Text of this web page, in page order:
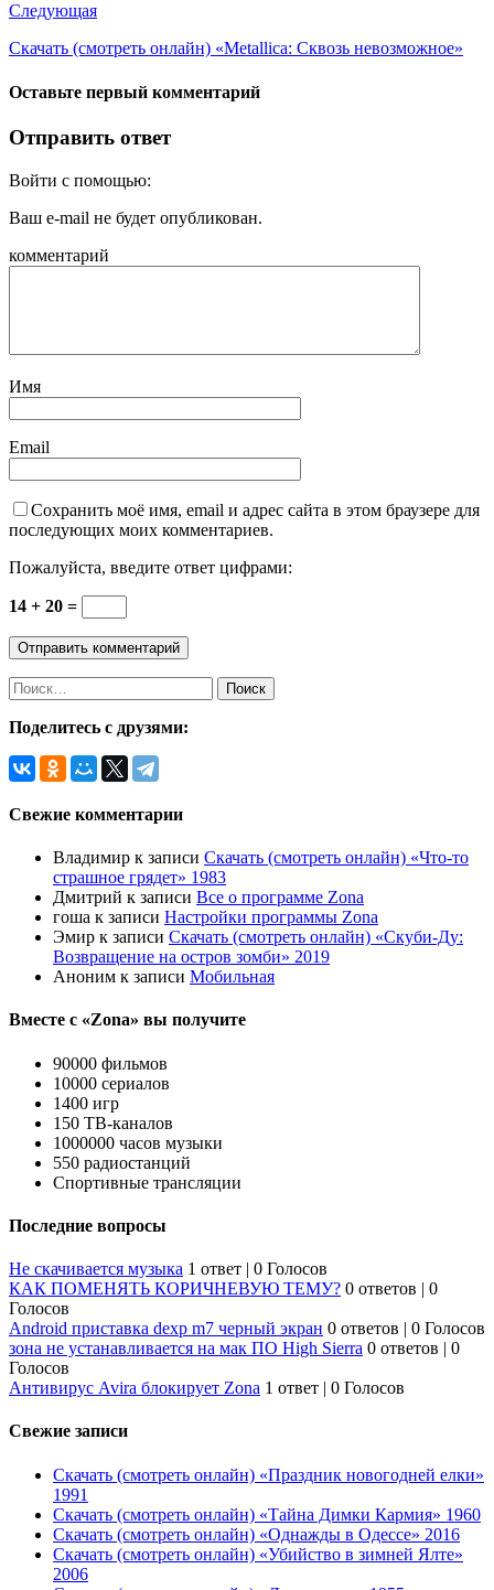
Следующая
Скачать (смотреть онлайн) «Metallica: Сквозь невозможное»
Оставьте первый комментарий
Отправить ответ
Войти с помощью:
Ваш e-mail не будет опубликован.
комментарий
Имя
Email
Сохранить моё имя, email и адрес сайта в этом браузере для
последующих моих комментариев.
Пожалуйста, введите ответ цифрами:
14 + 20 =
Найти:
Поделитесь с друзями:
Свежие комментарии
Владимир к записи Скачать (смотреть онлайн) «Что-то
страшное грядет» 1983
Дмитрий к записи Все о программе Zona
гоша к записи Настройки программы Zona
Эмир к записи Скачать (смотреть онлайн) «Скуби-Ду:
Возвращение на остров зомби» 2019
Аноним к записи Мобильная
Вместе с «Zona» вы получите
90000 фильмов
10000 сериалов
1400 игр
150 ТВ-каналов
1000000 часов музыки
550 радиостанций
Спортивные трансляции
Последние вопросы
Не скачивается музыка 1 ответ | 0 Голосов
КАК ПОМЕНЯТЬ КОРИЧНЕВУЮ ТЕМУ? 0 ответов | 0
Голосов
Android приставка dexp m7 черный экран 0 ответов | 0 Голосов
зона не устанавливается на мак ПО High Sierra 0 ответов | 0
Голосов
Антивирус Avira блокирует Zona 1 ответ | 0 Голосов
Свежие записи
Скачать (смотреть онлайн) «Праздник новогодней елки»
1991
Скачать (смотреть онлайн) «Тайна Димки Кармия» 1960
Скачать (смотреть онлайн) «Однажды в Одессе» 2016
Скачать (смотреть онлайн) «Убийство в зимней Ялте»
2006